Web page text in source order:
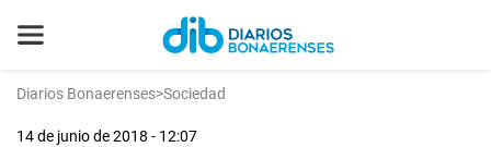
Diarios Bonaerenses>Sociedad
14 de junio de 2018 - 12:07